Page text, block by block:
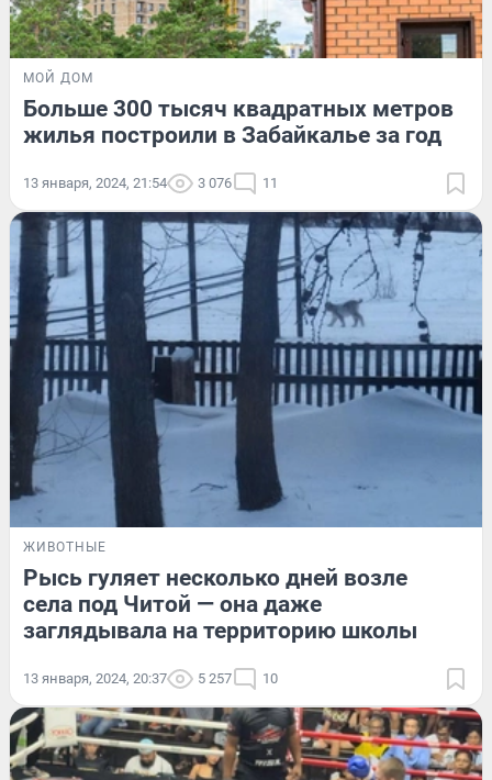
МОЙ ДОМ
Больше 300 тысяч квадратных метров
жилья построили в Забайкалье за год
13 января, 2024, 21:54 3 076 11
ЖИВОТНЫЕ
Рысь гуляет несколько дней возле
села под Читой — она даже
заглядывала на территорию школы
13 января, 2024, 20:37 5 257 10